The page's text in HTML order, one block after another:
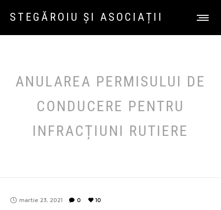
STEGĂROIU ȘI ASOCIAȚII
ANULAREA PERMISULUI DE
CONDUCERE PENTRU
INFRACȚIUNI RUTIERE
martie 23, 2021 0 10